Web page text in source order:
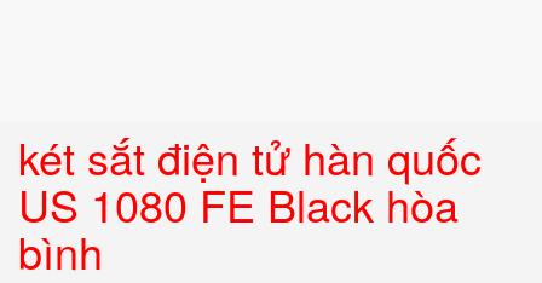
két sắt điện tử hàn quốc
US 1080 FE Black hòa
bình